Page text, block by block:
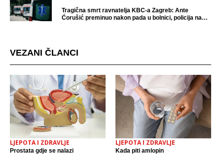
Tragična smrt ravnatelja KBC-a Zagreb: Ante
Ćorušić preminuo nakon pada u bolnici, policija na
VEZANI ČLANCI
LJEPOTA I ZDRAVLJE
Prostata gdje se nalazi
LJEPOTA I ZDRAVLJE
Kada piti amlopin